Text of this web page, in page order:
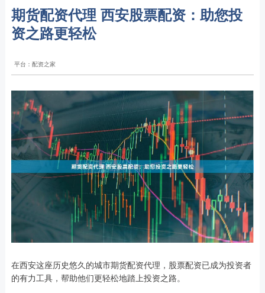
期货配资代理 西安股票配资：助您投
资之路更轻松
平台：配资之家
在西安这座历史悠久的城市期货配资代理，股票配资已成为投资者
的有力工具，帮助他们更轻松地踏上投资之路。